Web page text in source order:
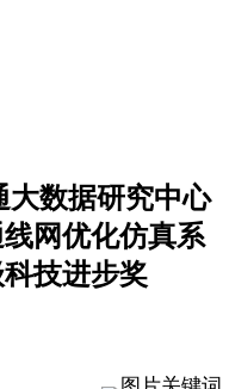
大数据研究中心
网优化仿真系
技进步奖